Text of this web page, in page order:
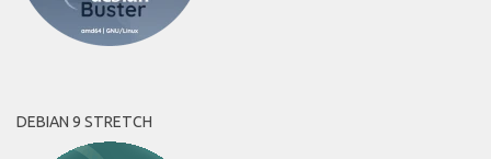
DEBIAN 9 STRETCH